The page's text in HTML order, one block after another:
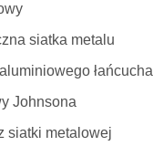
siatka metalu
łańcucha
Johnsona
siatki metalowej